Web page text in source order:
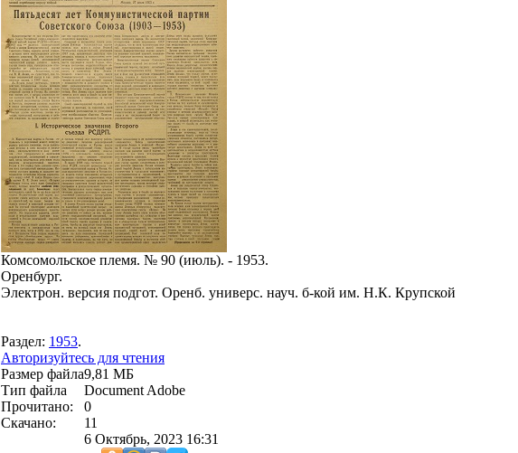
Комсомольское племя. № 90 (июль). - 1953.
Оренбург.
Электрон. версия подгот. Оренб. универс. науч. б-кой им. Н.К. Крупской
Раздел: 1953.
Авторизуйтесь для чтения
Размер файла9,81 МБ
Тип файла
Document Adobe
Прочитано:
0
Скачано:
11
6 Октябрь, 2023 16:31